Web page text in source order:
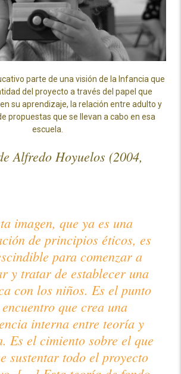
parte de una visión de la Infancia que
del proyecto a través del papel que
su aprendizaje, la relación entre adulto y
propuestas que se llevan a cabo en esa
escuela.
Alfredo Hoyuelos (2004,
imagen, que ya es una
de principios éticos, es
para comenzar a
y tratar de establecer una
con los niños. Es el punto
que crea una
interna entre teoría y
Es el cimiento sobre el que
sustentar todo el proyecto